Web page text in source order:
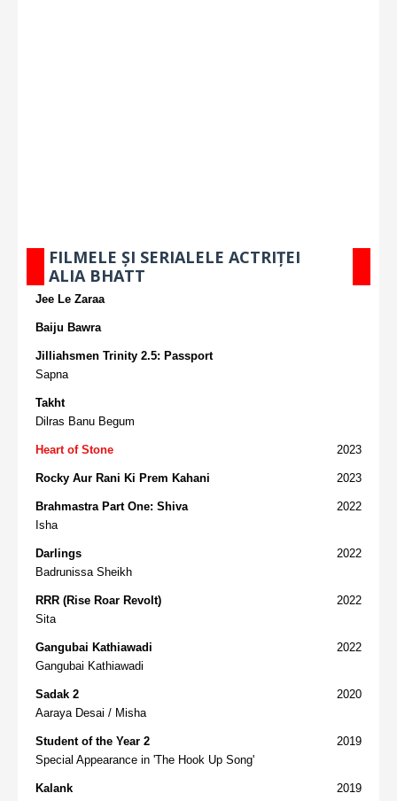
FILMELE ȘI SERIALELE ACTRIȚEI
ALIA BHATT
Jee Le Zaraa
Baiju Bawra
Jilliahsmen Trinity 2.5: Passport
Sapna
Takht
Dilras Banu Begum
2023
Heart of Stone
2023
Rocky Aur Rani Ki Prem Kahani
2022
Brahmastra Part One: Shiva
Isha
2022
Darlings
Badrunissa Sheikh
2022
RRR (Rise Roar Revolt)
Sita
2022
Gangubai Kathiawadi
Gangubai Kathiawadi
2020
Sadak 2
Aaraya Desai / Misha
2019
Student of the Year 2
Special Appearance in 'The Hook Up Song'
2019
Kalank